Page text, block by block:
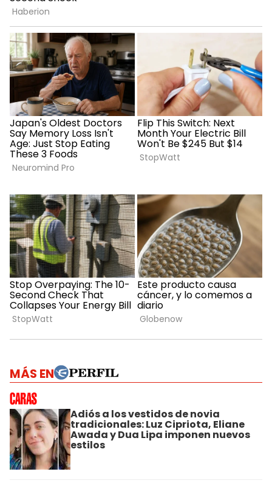
MÁS EN
Adiós a los vestidos de novia
tradicionales: Luz Cipriota, Eliane
Awada y Dua Lipa imponen nuevos
estilos